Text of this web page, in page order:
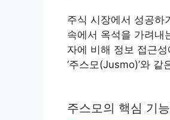
주식 시장에서 성공하
속에서 옥석을 가려내
자에 비해 정보 접근
‘주스모(Jusmo)’와
주스모의 핵심 기